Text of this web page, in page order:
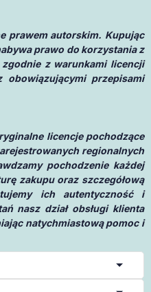
prawem autorskim. Kupując
prawo do korzystania z
z warunkami licencji
przepisami
licencje pochodzące
regionalnych
pochodzenie każdej
zakupu oraz szczegółową
ich autentyczność i
nasz dział obsługi klienta
natychmiastową pomoc i